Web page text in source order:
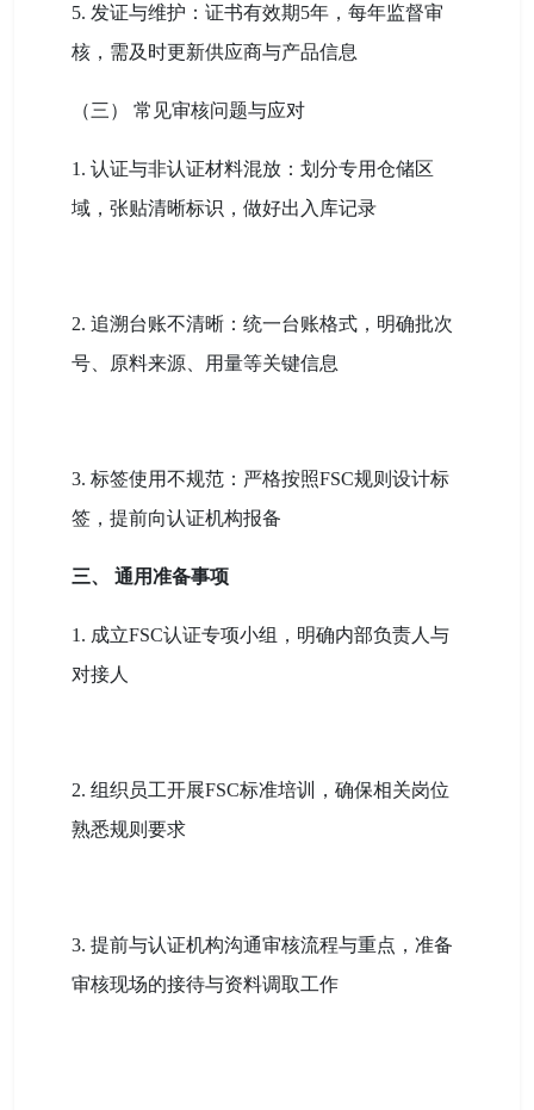
5. 发证与维护：证书有效期5年，每年监督审
核，需及时更新供应商与产品信息
（三） 常见审核问题与应对
1. 认证与非认证材料混放：划分专用仓储区
域，张贴清晰标识，做好出入库记录
2. 追溯台账不清晰：统一台账格式，明确批次
号、原料来源、用量等关键信息
3. 标签使用不规范：严格按照FSC规则设计标
签，提前向认证机构报备
三、 通用准备事项
1. 成立FSC认证专项小组，明确内部负责人与
对接人
2. 组织员工开展FSC标准培训，确保相关岗位
熟悉规则要求
3. 提前与认证机构沟通审核流程与重点，准备
审核现场的接待与资料调取工作